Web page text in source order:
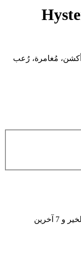
مُغامرة، رُعب
و 7 آخرين